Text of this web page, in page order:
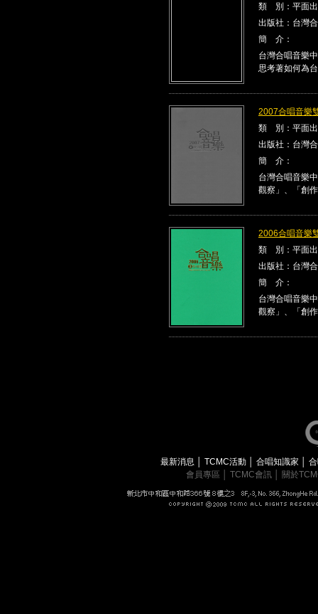
類 別：平面
出版社：台灣
簡 介：
台灣合唱音樂
思考著如何為
2007合唱音樂
類 別：平面
出版社：台灣
簡 介：
台灣合唱音樂
觀察」、「創
2006合唱音樂
類 別：平面
出版社：台灣
簡 介：
台灣合唱音樂
觀察」、「創
最新消息 TCMC活動 合唱知識家
會員專區
TCMC會訊 關於